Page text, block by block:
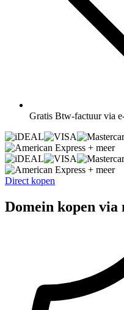
Gratis Btw-factuur via
+ meer
+ meer
Direct kopen
Domein kopen via